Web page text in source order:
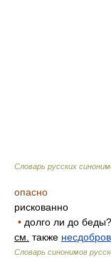
Словарь русских
опасно
рискованно
• долго ли до
см. также
Словарь синонимов